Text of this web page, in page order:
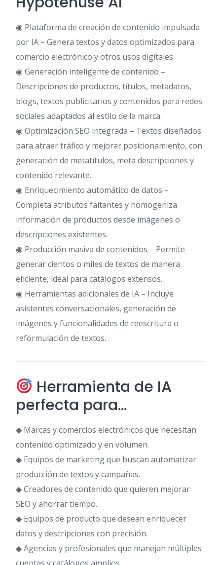
◉ Plataforma de creación de contenido impulsada
por IA – Genera textos y datos optimizados para
comercio electrónico y otros usos digitales.
◉ Generación inteligente de contenido –
Descripciones de productos, títulos, metadatos,
blogs, textos publicitarios y contenidos para redes
sociales adaptados al estilo de la marca.
◉ Optimización SEO integrada – Textos diseñados
para atraer tráfico y mejorar posicionamiento, con
generación de metatítulos, meta descripciones y
contenido relevante.
◉ Enriquecimiento automático de datos –
Completa atributos faltantes y homogeniza
información de productos desde imágenes o
descripciones existentes.
◉ Producción masiva de contenidos – Permite
generar cientos o miles de textos de manera
eficiente, ideal para catálogos extensos.
◉ Herramientas adicionales de IA – Incluye
asistentes conversacionales, generación de
imágenes y funcionalidades de reescritura o
reformulación de textos.
Herramienta de IA
perfecta para…
◆ Marcas y comercios electrónicos que necesitan
contenido optimizado y en volumen.
◆ Equipos de marketing que buscan automatizar
producción de textos y campañas.
◆ Creadores de contenido que quieren mejorar
SEO y ahorrar tiempo.
◆ Equipos de producto que desean enriquecer
datos y descripciones con precisión.
◆ Agencias y profesionales que manejan múltiples